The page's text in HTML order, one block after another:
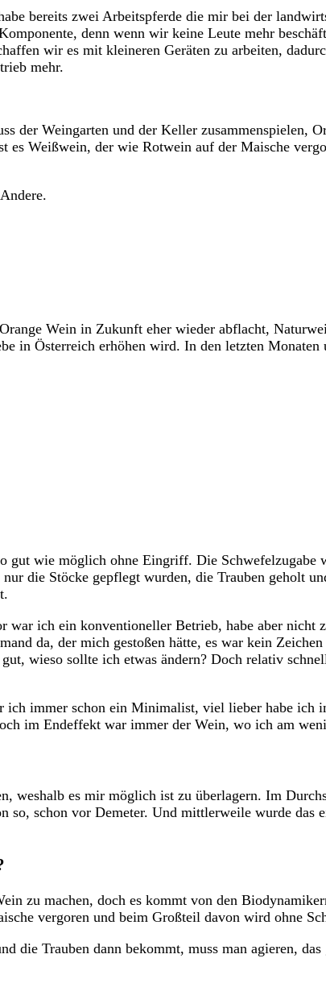
bereits zwei Arbeitspferde die mir bei der
denn wenn wir keine Leute mehr
wir es mit kleineren Geräten zu arbeiten,
mehr.
der Weingarten und der Keller zusammenspielen,
Weißwein, der wie Rotwein auf der Maische
Wein in Zukunft eher wieder abflacht,
in Österreich erhöhen wird. In den letzten Monaten
gut wie möglich ohne Eingriff. Die Schwefelzugabe
die Stöcke gepflegt wurden, die Trauben geholt
ich ein konventioneller Betrieb, habe aber nicht
da, der mich gestoßen hätte, es war kein
wieso sollte ich etwas ändern? Doch relativ
immer schon ein Minimalist, viel lieber habe ich
im Endeffekt war immer der Wein, wo ich am
weshalb es mir möglich ist zu überlagern. Im
schon vor Demeter. Und mittlerweile wurde das
zu machen, doch es kommt von den
vergoren und beim Großteil davon wird ohne
Trauben dann bekommt, muss man agieren, das